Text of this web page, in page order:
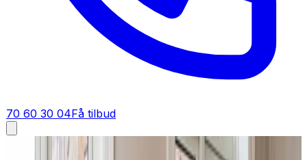
70 60 30 04Få tilbud
Ventilation tilbud i